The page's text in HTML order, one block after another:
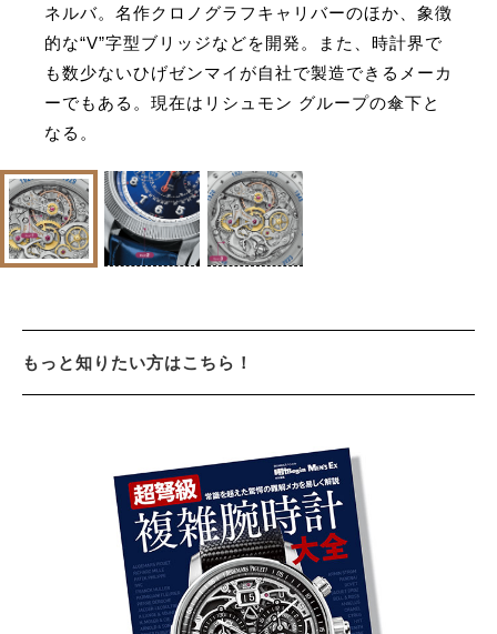
ネルバ。名作クロノグラフキャリバーのほか、象徴
的な“V”字型ブリッジなどを開発。また、時計界で
も数少ないひげゼンマイが自社で製造できるメーカ
ーでもある。現在はリシュモン グループの傘下と
なる。
もっと知りたい方はこちら！